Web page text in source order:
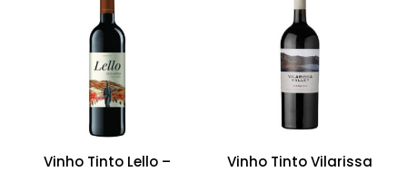
Vinho Tinto Lello –
Vinho Tinto Vilarissa